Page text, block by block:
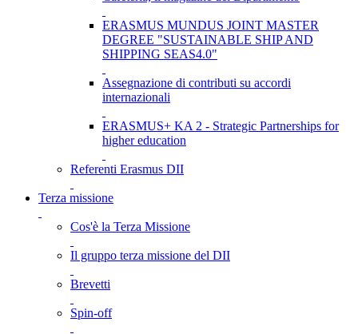
ERASMUS MUNDUS JOINT MASTER
DEGREE "SUSTAINABLE SHIP AND
SHIPPING SEAS4.0"
Assegnazione di contributi su accordi
internazionali
ERASMUS+ KA 2 - Strategic Partnerships for
higher education
Referenti Erasmus DII
Terza missione
Cos'è la Terza Missione
Il gruppo terza missione del DII
Brevetti
Spin-off